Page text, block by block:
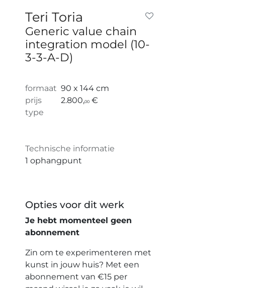
Teri Toria
Generic value chain
integration model (10-
3-3-A-D)
formaat 90 x 144 cm
prijs
2.800,00 €
type
Technische informatie
1 ophangpunt
Opties voor dit werk
Je hebt momenteel geen
abonnement
Zin om te experimenteren met
kunst in jouw huis? Met een
abonnement van €15 per